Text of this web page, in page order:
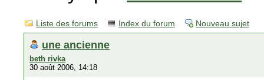
Liste des forums Index du forum Nouveau sujet
une ancienne
beth rivka
30 août 2006, 14:18